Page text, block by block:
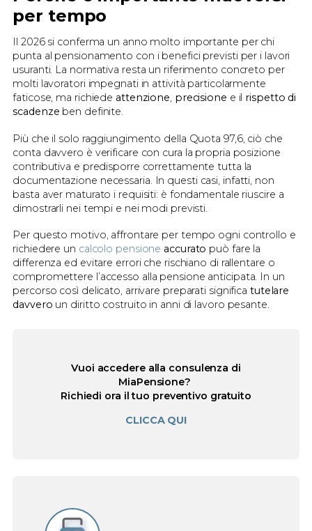
per tempo
Il 2026 si conferma un anno molto importante per chi
punta al pensionamento con i benefici previsti per i lavori
usuranti. La normativa resta un riferimento concreto per
molti lavoratori impegnati in attività particolarmente
faticose, ma richiede attenzione, precisione e il rispetto di
scadenze ben definite.
Più che il solo raggiungimento della Quota 97,6, ciò che
conta davvero è verificare con cura la propria posizione
contributiva e predisporre correttamente tutta la
documentazione necessaria. In questi casi, infatti, non
basta aver maturato i requisiti: è fondamentale riuscire a
dimostrarli nei tempi e nei modi previsti.
Per questo motivo, affrontare per tempo ogni controllo e
richiedere un calcolo pensione accurato può fare la
differenza ed evitare errori che rischiano di rallentare o
compromettere l’accesso alla pensione anticipata. In un
percorso così delicato, arrivare preparati significa tutelare
davvero un diritto costruito in anni di lavoro pesante.
Vuoi accedere alla consulenza di
MiaPensione?
Richiedi ora il tuo preventivo gratuito
CLICCA QUI